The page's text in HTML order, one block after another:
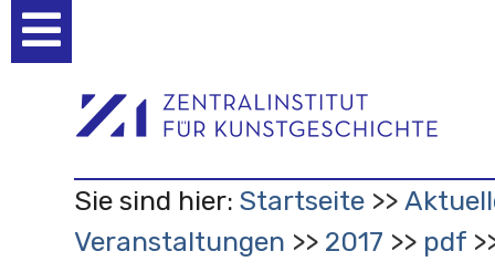
Werkzeuge
Sie sind hier: Startseite
Veranstaltungen
2017
pdf